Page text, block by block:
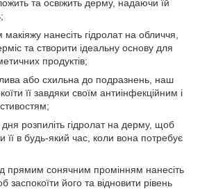
та освіжить дерму, надаючи їй
нанесіть гідролат на обличчя,
та створити ідеальну основу для
продуктів;
або схильна до подразнень, наш
її завдяки своїм антиінфекційним і
дня розпиліть гідролат на дерму, щоб
її в будь-який час, коли вона потребує
прямим сонячним промінням нанесіть
заспокоїти його та відновити рівень